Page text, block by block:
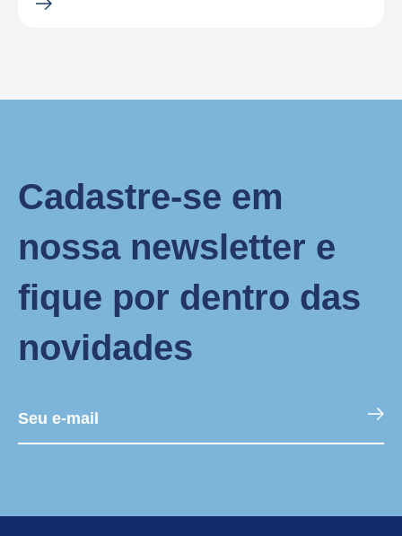
Cadastre-se em
nossa newsletter e
fique por dentro das
novidades